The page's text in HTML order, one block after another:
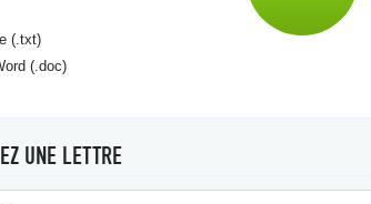
(.txt)
(.doc)
UNE LETTRE